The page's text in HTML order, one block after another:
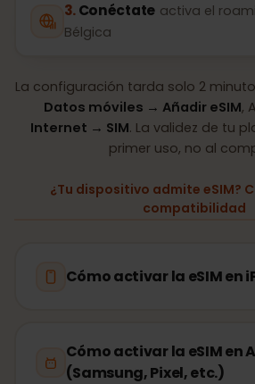
Conéctate activa el
Bélgica
La configuración tarda solo 2
Datos móviles → Añadir eSIM,
Internet → SIM. La validez de tu
primer uso, no al
¿Tu dispositivo admite eSIM?
compatibilidad
Cómo activar la eSIM en
Cómo activar la eSIM en
(Samsung, Pixel, etc.)